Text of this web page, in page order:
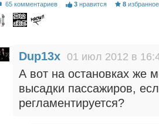
65 комментариев 3 нравится 8 избранное
Dup13x 01 июл 2012 в
А вот на остановках же
высадки пассажиров,
регламентируется?